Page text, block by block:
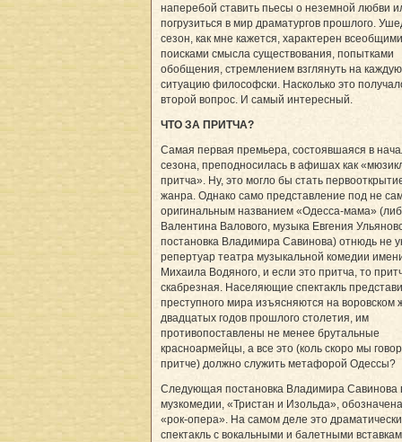
наперебой ставить пьесы о неземной любви
погрузиться в мир драматургов прошлого.
сезон, как мне кажется, характерен всеобщими
поисками смысла существования, попытками
обобщения, стремлением взглянуть на каждую
ситуацию философски. Насколько это
второй вопрос. И самый интересный.
ЧТО ЗА ПРИТЧА?
Самая первая премьера, состоявшаяся в
сезона, преподносилась в афишах как
притча». Ну, это могло бы стать
жанра. Однако само представление под не
оригинальным названием «Одесса-мама»
Валентина Валового, музыка Евгения
постановка Владимира Савинова) отнюдь не
репертуар театра музыкальной комедии
Михаила Водяного, и если это притча, то
скабрезная. Населяющие спектакль
преступного мира изъясняются на воровском
двадцатых годов прошлого столетия, им
противопоставлены не менее брутальные
красноармейцы, а все это (коль скоро мы
притче) должно служить метафорой Одессы?
Cледующая постановка Владимира Савинова
музкомедии, «Тристан и Изольда»,
«рок-опера». На самом деле это
спектакль с вокальными и балетными